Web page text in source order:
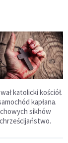
katolicki kościół.
kapłana.
sikhów